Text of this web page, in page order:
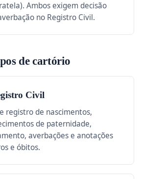
Ambos exigem decisão
no Registro Civil.
de cartório
Civil
registro de nascimentos,
de paternidade,
averbações e anotações
e óbitos.